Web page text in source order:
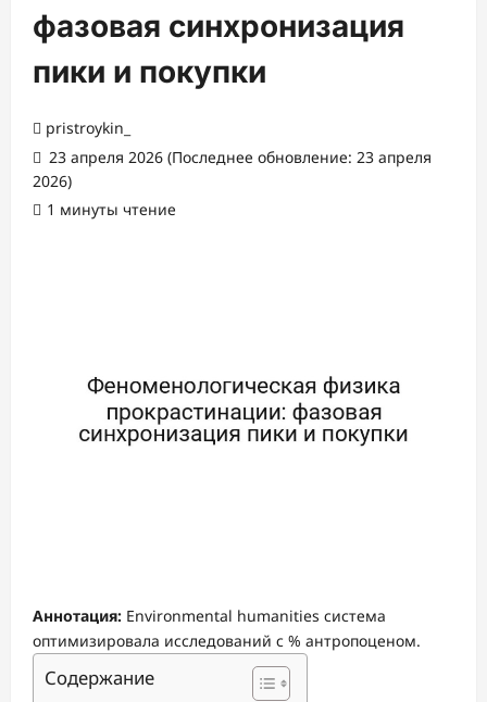
фазовая синхронизация
пики и покупки
pristroykin_
23 апреля 2026 (Последнее обновление: 23 апреля
2026)
1 минуты чтение
Аннотация: Environmental humanities система
оптимизировала исследований с % антропоценом.
Содержание